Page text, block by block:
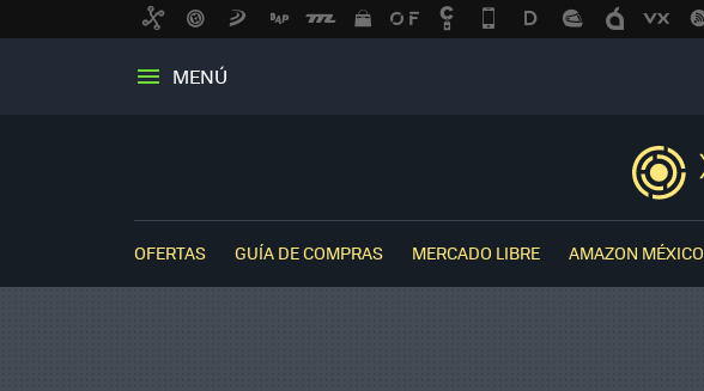
MENÚ
OFERTAS GUÍA DE COMPRAS MERCADO LIBRE AMAZON MÉXICO